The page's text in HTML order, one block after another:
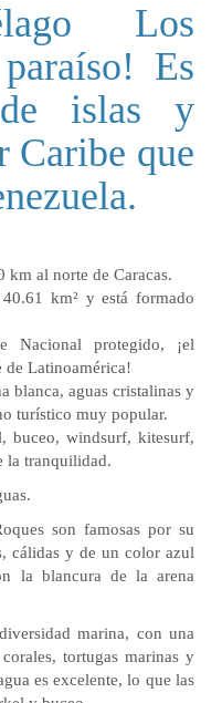
Los
Es
islas y
Caribe que
km al norte de Caracas.
km² y está formado
Nacional protegido, ¡el
de Latinoamérica!
blanca, aguas cristalinas y
turístico muy popular.
buceo, windsurf, kitesurf,
la tranquilidad.
son famosas por su
cálidas y de un color azul
la blancura de la arena
marina, con una
tortugas marinas y
es excelente, lo que las